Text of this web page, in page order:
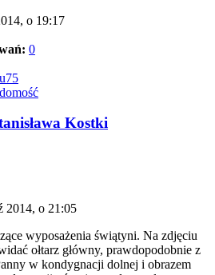
o 19:17
0
Kostki
2014, o 21:05
wyposażenia świątyni. Na zdjęciu
ołtarz główny, prawdopodobnie z
w kondygnacji dolnej i obrazem